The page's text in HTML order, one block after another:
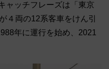
ャッチフレーズは「東京
４両の12系客車をけん引
年に運行を始め、2021